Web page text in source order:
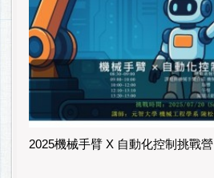
2025機械手臂 X 自動化控制挑戰營